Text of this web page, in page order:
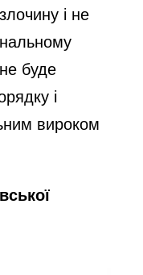
і не
буде
і
вироком